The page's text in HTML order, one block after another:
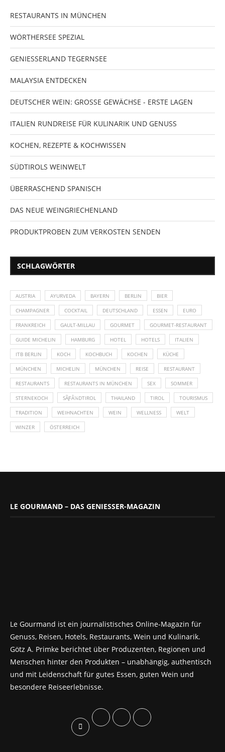
RESTAURANTS IN MÜNCHEN
WÖRTHERSEE SPEZIAL
GENIESSERLAND TEGERNSEE
MALAYSIA ENTDECKEN
DEUTSCHER WEIN: GROSSE GEWÄCHSE - ERSTE LAGEN
ITALIEN RUNDREISE FÜR KULINARIK UND GENUSS
KOCHEN, REZEPTE & KOCHWISSEN
SÜDTIROLS WEINWELT
ÜBERRASCHEND SPANISCH
DAS NEUE WEINGRIECHENLAND
PRODUKTPROBEN ZUM VERKOSTEN SENDEN
SCHLAGWÖRTER
AUSTRIA AYURVEDA BAYERN BERLIN BIER
CHAMPAGNER COCKTAIL DEUTSCHLAND ESSEN EURO
FRANKREICH GAULT-MILLAU GOURMET GOURMET-RESTAURANT
GUIDE MICHELIN HAMBURG HOTEL HOTELS ITALIEN
ITB BERLIN KOCH KOCHBUCH KOCHEN KÜCHE
MÜNCHEN MICHELIN MÜNCHEN REISE RESTAURANT
RESTAURANTS RESTAURANTS IN MÜNCHEN SEX SOMMER
STERNEKOCH SÃƑÂ¼DTIROL THAILAND TIROL TOURISMUS
TRADITION WEIHNACHTEN WEIN WELLNESS WELT
WINZER ÖSTERREICH
LE GOURMAND – DAS GENIESSER-MAGAZIN
Le Gourmand ist ein journalistisches Online-Magazin für
Genuss, Reisen, Hotels, Restaurants, Wein und Kulinarik.
Götz A. Primke berichtet über Produzenten, Regionen und
Menschen hinter den Produkten – unabhängig, authentisch
und mit Leidenschaft für gutes Essen, guten Wein und
besondere Reiseerlebnisse.